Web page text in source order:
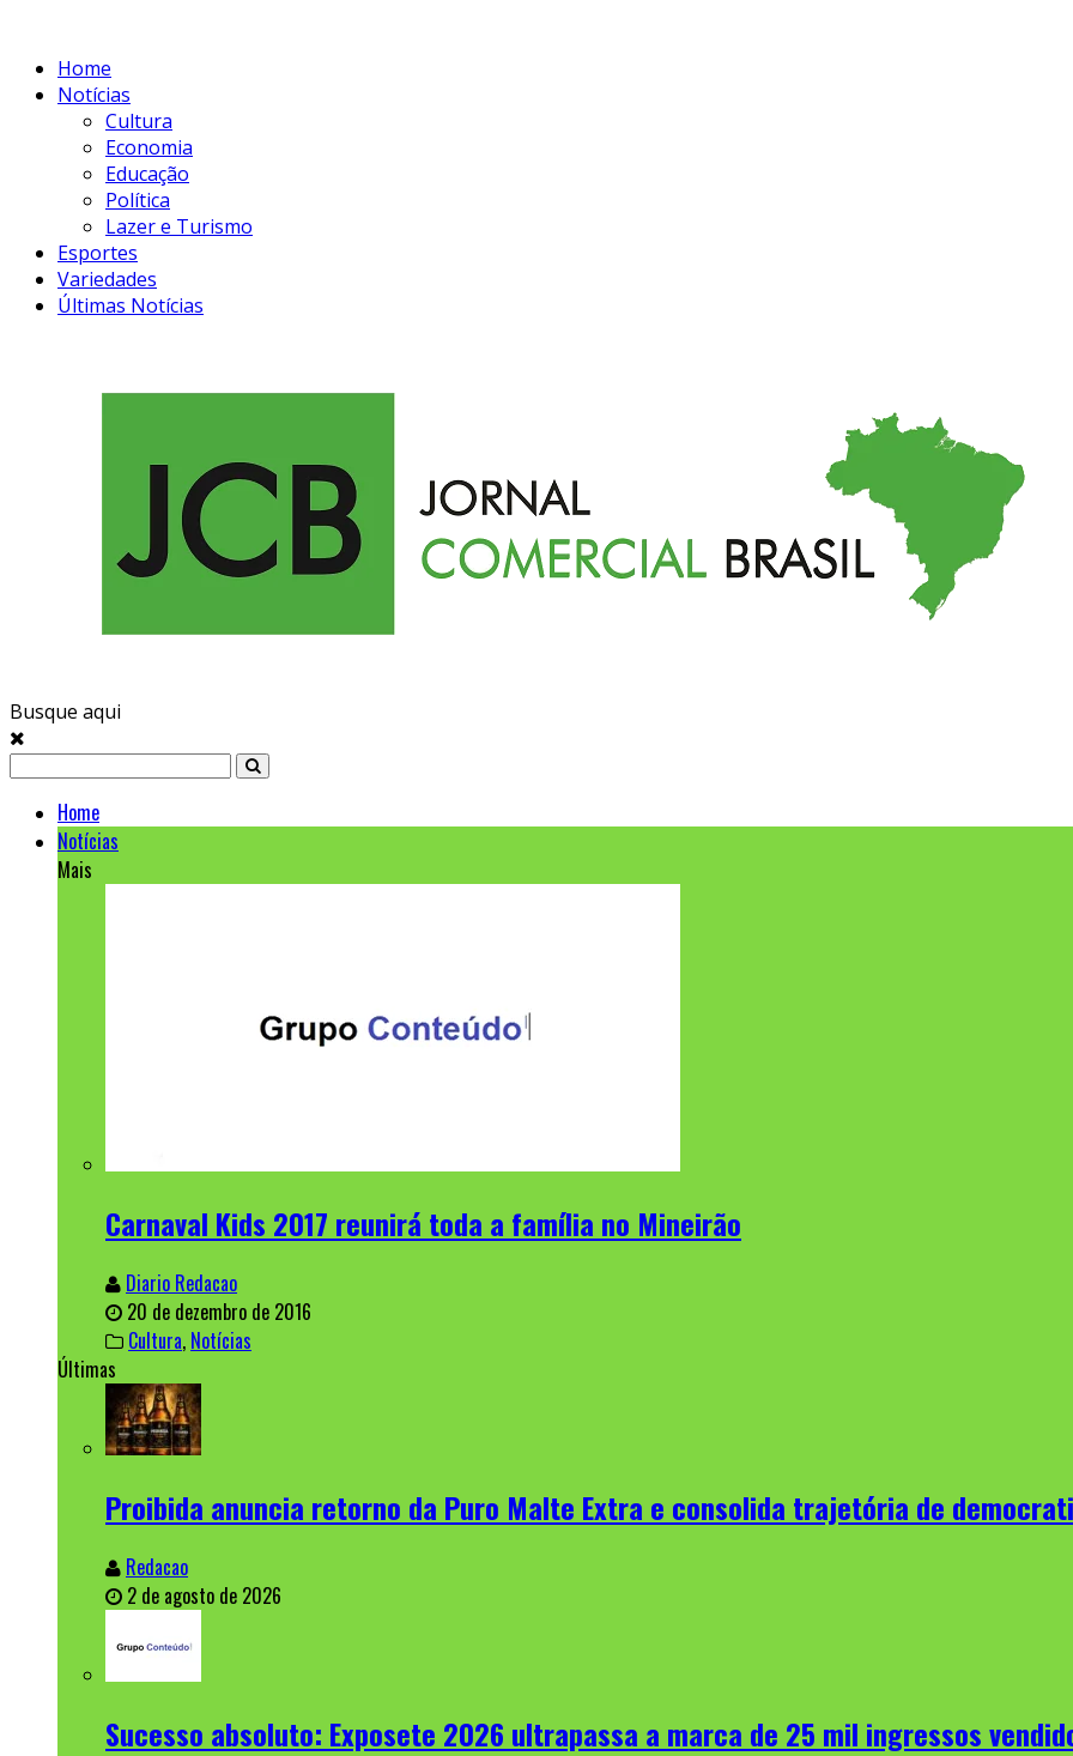
Home
Notícias
Cultura
Economia
Educação
Política
Lazer e Turismo
Esportes
Variedades
Últimas Notícias
Busque aqui
Home
Notícias
Mais
Carnaval Kids 2017 reunirá toda a família no Mineirão
Diario Redacao
20 de dezembro de 2016
Cultura, Notícias
Últimas
Proibida anuncia retorno da Puro Malte Extra e consolida trajetória de
Redacao
2 de agosto de 2026
Sucesso absoluto: Exposete 2026 ultrapassa a marca de 25 mil ingressos